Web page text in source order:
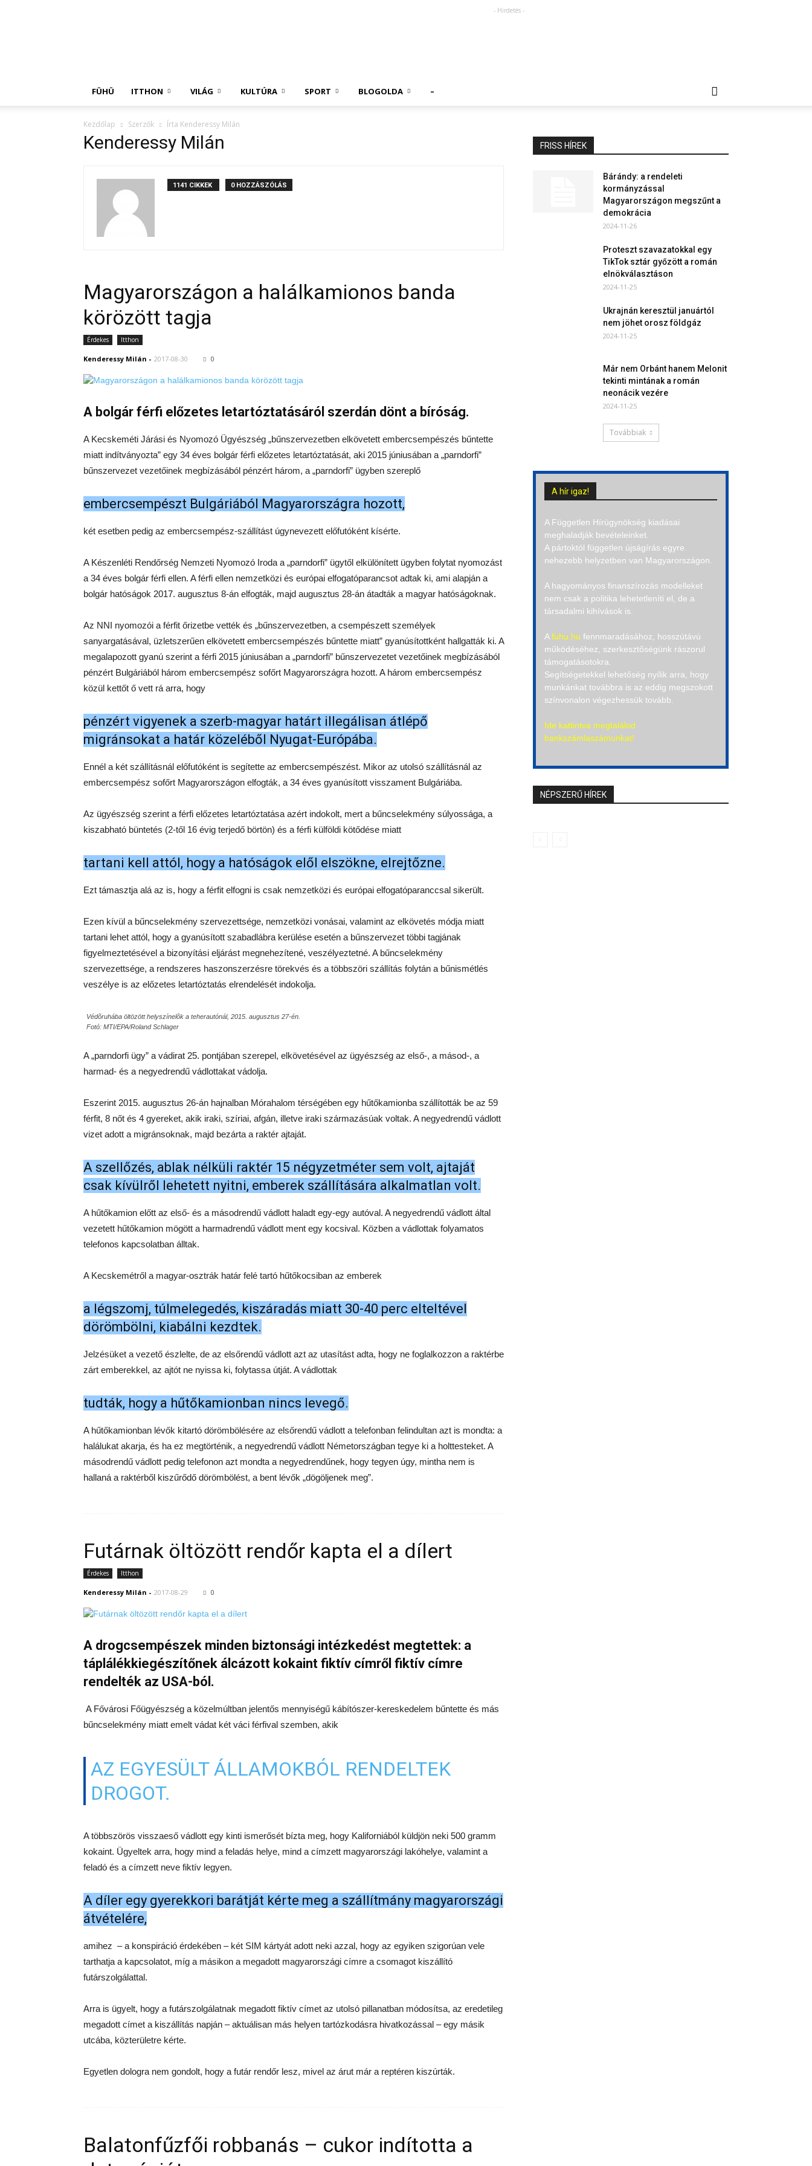
- Hirdetés -
FÜHÜ ITTHON VILÁG KULTÚRA SPORT BLOGOLDA –
Kezdőlap Szerzők Írta Kenderessy Milán
Kenderessy Milán
1141 CIKKEK 0 HOZZÁSZÓLÁS
Magyarországon a halálkamionos banda
körözött tagja
Érdekes Itthon
Kenderessy Milán - 2017-08-30 0
A bolgár férfi előzetes letartóztatásáról szerdán dönt a bíróság.
A Kecskeméti Járási és Nyomozó Ügyészség „bűnszervezetben elkövetett embercsempészés bűntette
miatt indítványozta” egy 34 éves bolgár férfi előzetes letartóztatását, aki 2015 júniusában a „parndorfi”
bűnszervezet vezetőinek megbízásából pénzért három, a „parndorfi” ügyben szereplő
embercsempészt Bulgáriából Magyarországra hozott,
két esetben pedig az embercsempész-szállítást úgynevezett előfutóként kísérte.
A Készenléti Rendőrség Nemzeti Nyomozó Iroda a „parndorfi” ügytől elkülönített ügyben folytat nyomozást
a 34 éves bolgár férfi ellen. A férfi ellen nemzetközi és európai elfogatóparancsot adtak ki, ami alapján a
bolgár hatóságok 2017. augusztus 8-án elfogták, majd augusztus 28-án átadták a magyar hatóságoknak.
Az NNI nyomozói a férfit őrizetbe vették és „bűnszervezetben, a csempészett személyek
sanyargatásával, üzletszerűen elkövetett embercsempészés bűntette miatt” gyanúsítottként hallgatták ki. A
megalapozott gyanú szerint a férfi 2015 júniusában a „parndorfi” bűnszervezetet vezetőinek megbízásából
pénzért Bulgáriából három embercsempész sofőrt Magyarországra hozott. A három embercsempész
közül kettőt ő vett rá arra, hogy
pénzért vigyenek a szerb-magyar határt illegálisan átlépő
migránsokat a határ közeléből Nyugat-Európába.
Ennél a két szállításnál előfutóként is segítette az embercsempészést. Mikor az utolsó szállításnál az
embercsempész sofőrt Magyarországon elfogták, a 34 éves gyanúsított visszament Bulgáriába.
Az ügyészség szerint a férfi előzetes letartóztatása azért indokolt, mert a bűncselekmény súlyossága, a
kiszabható büntetés (2-től 16 évig terjedő börtön) és a férfi külföldi kötődése miatt
tartani kell attól, hogy a hatóságok elől elszökne, elrejtőzne.
Ezt támasztja alá az is, hogy a férfit elfogni is csak nemzetközi és európai elfogatóparanccsal sikerült.
Ezen kívül a bűncselekmény szervezettsége, nemzetközi vonásai, valamint az elkövetés módja miatt
tartani lehet attól, hogy a gyanúsított szabadlábra kerülése esetén a bűnszervezet többi tagjának
figyelmeztetésével a bizonyítási eljárást megnehezítené, veszélyeztetné. A bűncselekmény
szervezettsége, a rendszeres haszonszerzésre törekvés és a többszöri szállítás folytán a bűnismétlés
veszélye is az előzetes letartóztatás elrendelését indokolja.
Védõruhába öltözött helyszínelõk a teherautónál, 2015. augusztus 27-én.
Fotó: MTI/EPA/Roland Schlager
A „parndorfi ügy” a vádirat 25. pontjában szerepel, elkövetésével az ügyészség az első-, a másod-, a
harmad- és a negyedrendű vádlottakat vádolja.
Eszerint 2015. augusztus 26-án hajnalban Mórahalom térségében egy hűtőkamionba szállították be az 59
férfit, 8 nőt és 4 gyereket, akik iraki, szíriai, afgán, illetve iraki származásúak voltak. A negyedrendű vádlott
vizet adott a migránsoknak, majd bezárta a raktér ajtaját.
A szellőzés, ablak nélküli raktér 15 négyzetméter sem volt, ajtaját
csak kívülről lehetett nyitni, emberek szállítására alkalmatlan volt.
A hűtőkamion előtt az első- és a másodrendű vádlott haladt egy-egy autóval. A negyedrendű vádlott által
vezetett hűtőkamion mögött a harmadrendű vádlott ment egy kocsival. Közben a vádlottak folyamatos
telefonos kapcsolatban álltak.
A Kecskemétről a magyar-osztrák határ felé tartó hűtőkocsiban az emberek
a légszomj, túlmelegedés, kiszáradás miatt 30-40 perc elteltével
dörömbölni, kiabálni kezdtek.
Jelzésüket a vezető észlelte, de az elsőrendű vádlott azt az utasítást adta, hogy ne foglalkozzon a raktérbe
zárt emberekkel, az ajtót ne nyissa ki, folytassa útját. A vádlottak
tudták, hogy a hűtőkamionban nincs levegő.
A hűtőkamionban lévők kitartó dörömbölésére az elsőrendű vádlott a telefonban felindultan azt is mondta: a
halálukat akarja, és ha ez megtörténik, a negyedrendű vádlott Németországban tegye ki a holttesteket. A
másodrendű vádlott pedig telefonon azt mondta a negyedrendűnek, hogy tegyen úgy, mintha nem is
hallaná a raktérből kiszűrődő dörömbölést, a bent lévők „dögöljenek meg”.
Futárnak öltözött rendőr kapta el a dílert
Érdekes Itthon
Kenderessy Milán - 2017-08-29 0
A drogcsempészek minden biztonsági intézkedést megtettek: a
táplálékkiegészítőnek álcázott kokaint fiktív címről fiktív címre
rendelték az USA-ból.
A Fővárosi Főügyészség a közelmúltban jelentős mennyiségű kábítószer-kereskedelem bűntette és más
bűncselekmény miatt emelt vádat két váci férfival szemben, akik
AZ EGYESÜLT ÁLLAMOKBÓL RENDELTEK
DROGOT.
A többszörös visszaeső vádlott egy kinti ismerősét bízta meg, hogy Kaliforniából küldjön neki 500 gramm
kokaint. Ügyeltek arra, hogy mind a feladás helye, mind a címzett magyarországi lakóhelye, valamint a
feladó és a címzett neve fiktív legyen.
A díler egy gyerekkori barátját kérte meg a szállítmány magyarországi
átvételére,
amihez – a konspiráció érdekében – két SIM kártyát adott neki azzal, hogy az egyiken szigorúan vele
tarthatja a kapcsolatot, míg a másikon a megadott magyarországi címre a csomagot kiszállító
futárszolgálattal.
Arra is ügyelt, hogy a futárszolgálatnak megadott fiktív címet az utolsó pillanatban módosítsa, az eredetileg
megadott címet a kiszállítás napján – aktuálisan más helyen tartózkodásra hivatkozással – egy másik
utcába, közterületre kérte.
Egyetlen dologra nem gondolt, hogy a futár rendőr lesz, mivel az árut már a reptéren kiszúrták.
Balatonfűzfői robbanás – cukor indította a
FRISS HÍREK
Bárándy: a rendeleti
kormányzással
Magyarországon megszűnt a
demokrácia
2024-11-26
Proteszt szavazatokkal egy
TikTok sztár győzött a román
elnökválasztáson
2024-11-25
Ukrajnán keresztül januártól
nem jöhet orosz földgáz
2024-11-25
Már nem Orbánt hanem Melonit
tekinti mintának a román
neonácik vezére
2024-11-25
Továbbiak
A hír igaz!
A Független Hírügynökség kiadásai
meghaladják bevételeinket.
A pártoktól független újságírás egyre
nehezebb helyzetben van Magyarországon.
A hagyományos finanszírozás modelleket
nem csak a politika lehetetleníti el, de a
társadalmi kihívások is.
Afuhu.hu fennmaradásához, hosszútávú
működéséhez, szerkesztőségünk rászorul
támogatásotokra.
Segítségetekkel lehetőség nyílik arra, hogy
munkánkat továbbra is az eddig megszokott
színvonalon végezhessük tovább.
Ide kattintva megtalálod
bankszámlaszámunkat!
NÉPSZERŰ HÍREK